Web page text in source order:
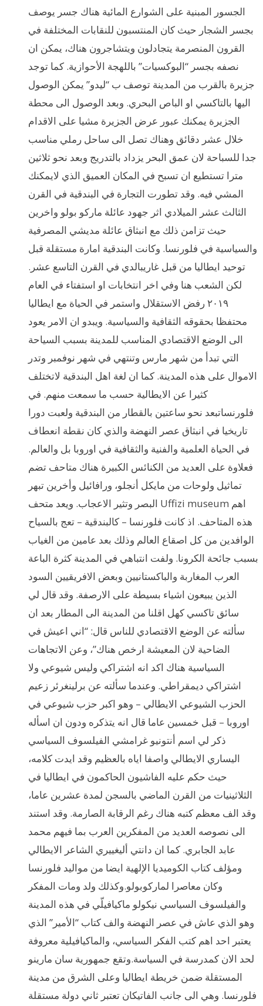
الجسور المبنية على الشوارع المائية هناك جسر يوصف
بجسر الشجار حيث كان المنتسبون للنقابات المختلفة في
القرون المنصرمة يتجادلون ويتشاجرون هناك، يمكن ان
نصفه بجسر “البوكسيات” باللهجة الأحوازية. كما توجد
جزيرة بالقرب من المدينة توصف ب “ليدو” يمكن الوصول
اليها بالتاكسي او الباص البحري. وبعد الوصول الى محطة
الجزيرة يمكنك عبور عرض الجزيرة مشيا على الاقدام
خلال عشر دقائق وهناك تصل الى ساحل رملي مناسب
جدا للسباحة لان عمق البحر يزداد بالتدريج وبعد نحو ثلاثين
مترا تستطيع ان تسبح في المكان العميق الذي لايمكنك
المشي فيه. وقد تطورت التجارة في البندقية في القرن
الثالث عشر الميلادي اثر جهود عائلة ماركو بولو واخرين
حيث تزامن ذلك مع انبثاق عائلة مديشي المصرفية
والسياسية في فلورنسا. وكانت البندقية امارة مستقلة قبل
توحيد ايطاليا من قبل غاريبالدي في القرن التاسع عشر.
لكن الشعب هنا وفي اخر انتخابات او استفتاء في العام
٢٠١٩ رفض الاستقلال واستمر في الحياة مع ايطاليا
محتفظا بحقوقه الثقافية والسياسية. ويبدو ان الامر يعود
الى الوضع الاقتصادي المناسب للمدينة بسبب السياحة
التي تبدأ من شهر مارس وتنتهي في شهر نوفمبر وتدر
الاموال على هذه المدينة. كما ان لغة اهل البندقية لاتختلف
كثيرا عن الايطالية حسب ما سمعت منهم. في
فلورنساتبعد نحو ساعتين بالقطار من البندقية ولعبت دورا
تاريخيا في انبثاق عصر النهضة والذي كان نقطة انعطاف
في الحياة العلمية والفنية والثقافية في اوروبا بل والعالم.
فعلاوة على العديد من الكنائس الكبيرة هناك متاحف تضم
تماثيل ولوحات من مايكل أنجلو، ورافائيل وأخرين تبهر
البصر وتثير الاعجاب. ويعد متحف Uffizi museum اهم
هذه المتاحف. اذ كانت فلورنسا – كالبندقية – تعج بالسياح
الوافدين من كل اصقاع العالم وذلك بعد عامين من الغياب
بسبب جائحة الكرونا. ولفت انتباهي في المدينة كثرة الباعة
العرب المغاربة والباكستانيين وبعض الافريقيين السود
الذين يبيعون اشياء بسيطة على الارصفة. وقد قال لي
سائق تاكسي كهل اقلنا من المدينة الى المطار بعد ان
سألته عن الوضع الاقتصادي للناس قال: “اني اعيش في
الضاحية لان المعيشة ارخص هناك”، وعن الاتجاهات
السياسية هناك اكد انه اشتراكي وليس شيوعي ولا
اشتراكي ديمقراطي. وعندما سألته عن برلينغرئر زعيم
الحزب الشيوعي الايطالي – وهو اكبر حزب شيوعي في
اوروبا – قبل خمسين عاما قال انه يتذكره ودون ان اسأله
ذكر لي اسم أنتونيو غرامشي الفيلسوف السياسي
اليساري الايطالي واصفا اياه بالعظيم وقد ايدت كلامه،
حيث حكم عليه الفاشيون الحاكمون في ايطاليا في
الثلاثينيات من القرن الماضي بالسجن لمدة عشرين عاما،
وقد الف معظم كتبه هناك رغم الرقابة الصارمة. وقد استند
الى نصوصه العديد من المفكرين العرب بما فيهم محمد
عابد الجابري. كما ان دانتي أليغييري الشاعر الايطالي
ومؤلف كتاب الكوميديا الإلهية ايضا من مواليد فلورنسا
وكان معاصرا لماركوبولو.وكذلك ولد ومات المفكر
والفيلسوف السياسي نيكولو ماكيافيلّي في هذه المدينة
وهو الذي عاش في عصر النهضة والف كتاب “الأمير” الذي
يعتبر احد اهم كتب الفكر السياسي، والماكيافيلية معروفة
لحد الان كمدرسة في السياسة.وتقع جمهورية سان مارينو
المستقلة ضمن خريطة ايطاليا وعلى الشرق من مدينة
فلورنسا. وهي الى جانب الفاتيكان تعتبر ثاني دولة مستقلة